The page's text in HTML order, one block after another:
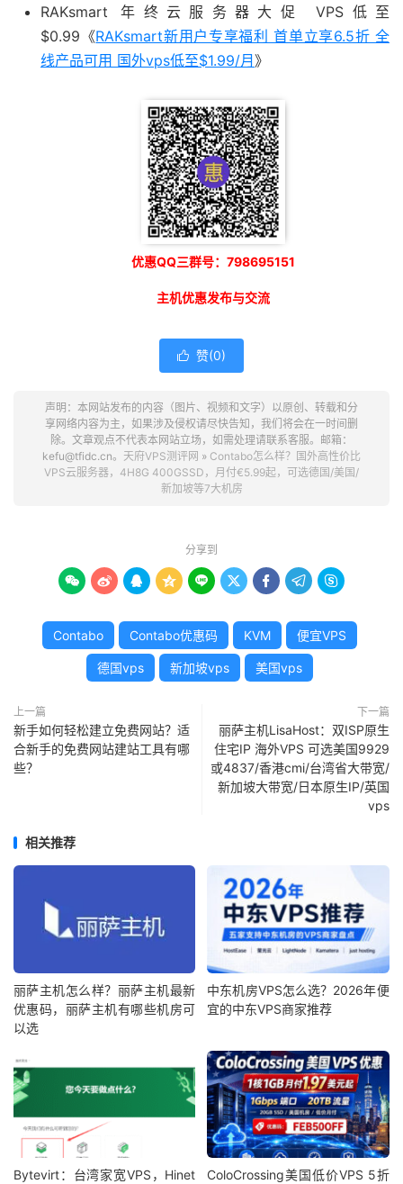
RAKsmart 年终云服务器大促 VPS低至
$0.99《RAKsmart新用户专享福利 首单立享6.5折 全
线产品可用 国外vps低至$1.99/月 》
优惠QQ三群号：798695151
主机优惠发布与交流
 赞(0)
声明：本网站发布的内容（图片、视频和文字）以原创、转载和分
享网络内容为主，如果涉及侵权请尽快告知，我们将会在一时间删
除。文章观点不代表本网站立场，如需处理请联系客服。邮箱：
kefu@tfidc.cn。 天府VPS测评网 » Contabo怎么样？国外高性价比
VPS云服务器，4H8G 400GSSD，月付€5.99起，可选德国/美国/
新加坡等7大机房
分享到
        
Contabo Contabo优惠码 KVM 便宜VPS
德国vps 新加坡vps 美国vps
上一篇
新手如何轻松建立免费网站？适
合新手的免费网站建站工具有哪
些？
下一篇
丽萨主机LisaHost：双ISP原生
住宅IP 海外VPS 可选美国9929
或4837/香港cmi/台湾省大带宽/
新加坡大带宽/日本原生IP/英国
vps
相关推荐
丽萨主机怎么样？丽萨主机最新
优惠码，丽萨主机有哪些机房可
以选
中东机房VPS怎么选？2026年便
宜的中东VPS商家推荐
Bytevirt：台湾家宽VPS，Hinet
ColoCrossing美国低价VPS 5折